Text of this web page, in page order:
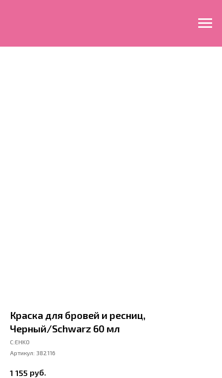
Краска для бровей и ресниц,
Черный/Schwarz 60 мл
С:EHKO
Артикул: 382116
1 155 руб.